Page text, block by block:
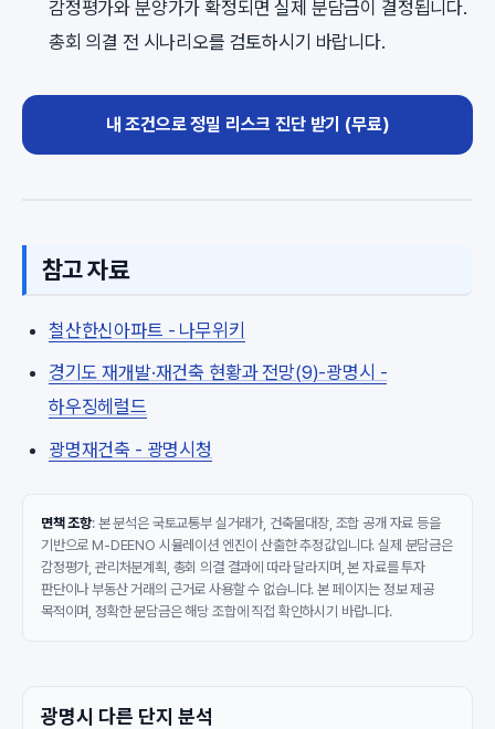
감정평가와 분양가가 확정되면 실제 분담금이 결정됩니다.
총회 의결 전 시나리오를 검토하시기 바랍니다.
내 조건으로 정밀 리스크 진단 받기 (무료)
참고 자료
철산한신아파트 - 나무위키
경기도 재개발·재건축 현황과 전망(9)-광명시 -
하우징헤럴드
광명재건축 - 광명시청
면책 조항: 본 분석은 국토교통부 실거래가, 건축물대장, 조합 공개 자료 등을
기반으로 M-DEENO 시뮬레이션 엔진이 산출한 추정값입니다. 실제 분담금은
감정평가, 관리처분계획, 총회 의결 결과에 따라 달라지며, 본 자료를 투자
판단이나 부동산 거래의 근거로 사용할 수 없습니다. 본 페이지는 정보 제공
목적이며, 정확한 분담금은 해당 조합에 직접 확인하시기 바랍니다.
광명시 다른 단지 분석